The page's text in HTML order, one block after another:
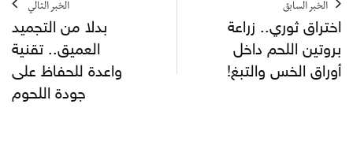
الخبر السابق
اختراق ثوري.. زراعة
بروتين اللحم داخل
أوراق الخس والتبغ!
الخبر التالي
بدلا من التجميد
العميق.. تقنية
واعدة للحفاظ على
جودة اللحوم